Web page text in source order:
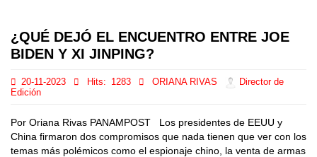
¿QUÉ DEJÓ EL ENCUENTRO ENTRE JOE
BIDEN Y XI JINPING?
20-11-2023 Hits: 1283 ORIANA RIVAS
Director de
Edición
Por Oriana Rivas PANAMPOST Los presidentes de EEUU y
China firmaron dos compromisos que nada tienen que ver con los
temas más polémicos como el espionaje chino, la venta de armas